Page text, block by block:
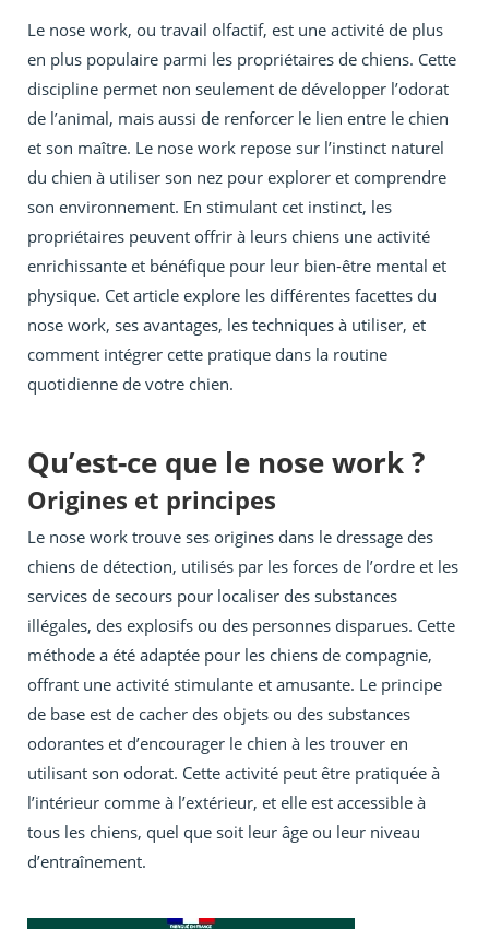
Le nose work, ou travail olfactif, est une activité de plus
en plus populaire parmi les propriétaires de chiens. Cette
discipline permet non seulement de développer l’odorat
de l’animal, mais aussi de renforcer le lien entre le chien
et son maître. Le nose work repose sur l’instinct naturel
du chien à utiliser son nez pour explorer et comprendre
son environnement. En stimulant cet instinct, les
propriétaires peuvent offrir à leurs chiens une activité
enrichissante et bénéfique pour leur bien-être mental et
physique. Cet article explore les différentes facettes du
nose work, ses avantages, les techniques à utiliser, et
comment intégrer cette pratique dans la routine
quotidienne de votre chien.
Qu’est-ce que le nose work ?
Origines et principes
Le nose work trouve ses origines dans le dressage des
chiens de détection, utilisés par les forces de l’ordre et les
services de secours pour localiser des substances
illégales, des explosifs ou des personnes disparues. Cette
méthode a été adaptée pour les chiens de compagnie,
offrant une activité stimulante et amusante. Le principe
de base est de cacher des objets ou des substances
odorantes et d’encourager le chien à les trouver en
utilisant son odorat. Cette activité peut être pratiquée à
l’intérieur comme à l’extérieur, et elle est accessible à
tous les chiens, quel que soit leur âge ou leur niveau
d’entraînement.